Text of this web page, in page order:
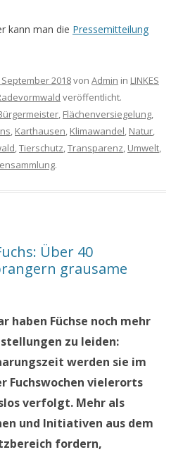
kann man die Pressemitteilung
September 2018von Admin in LINKES
veröffentlicht.
, Flächenversiegelung,
, Karthausen, Klimawandel, Natur,
,Tierschutz,Transparenz, Umwelt,
.
Über 40
grausame
haben Füchse noch mehr
zu leiden:
werden sie im
Fuchswochen vielerorts
verfolgt. Mehr als
und Initiativen aus dem
fordern,